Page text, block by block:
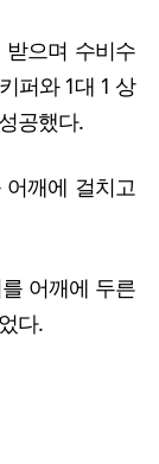
으며 수비수
퍼와 1대 1 상
공했다.
깨에 걸치고
어깨에 두른
다.